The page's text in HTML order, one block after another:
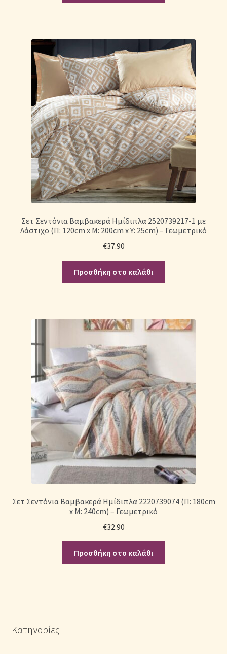
Σετ Σεντόνια Βαμβακερά Ημίδιπλα 2520739217-1 με
Λάστιχο (Π: 120cm x Μ: 200cm x Υ: 25cm) – Γεωμετρικό
€37.90
Προσθήκη στο καλάθι
Σετ Σεντόνια Βαμβακερά Ημίδιπλα 2220739074 (Π: 180cm
x Μ: 240cm) – Γεωμετρικό
€32.90
Προσθήκη στο καλάθι
Κατηγορίες